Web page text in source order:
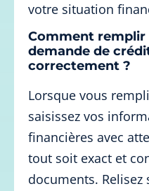
votre situation
Comment
demande de
correctement ?
Lorsque vous
saisissez vos
financières avec
tout soit exact et
documents.